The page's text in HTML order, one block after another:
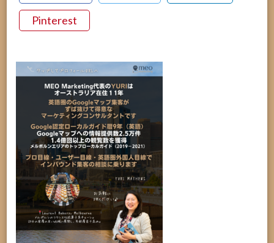
Pinterest